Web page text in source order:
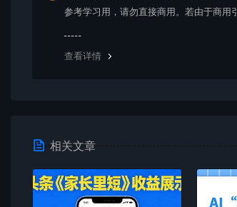
参考学习用，请勿直接商用。若由于商用
查看详情
相关文章